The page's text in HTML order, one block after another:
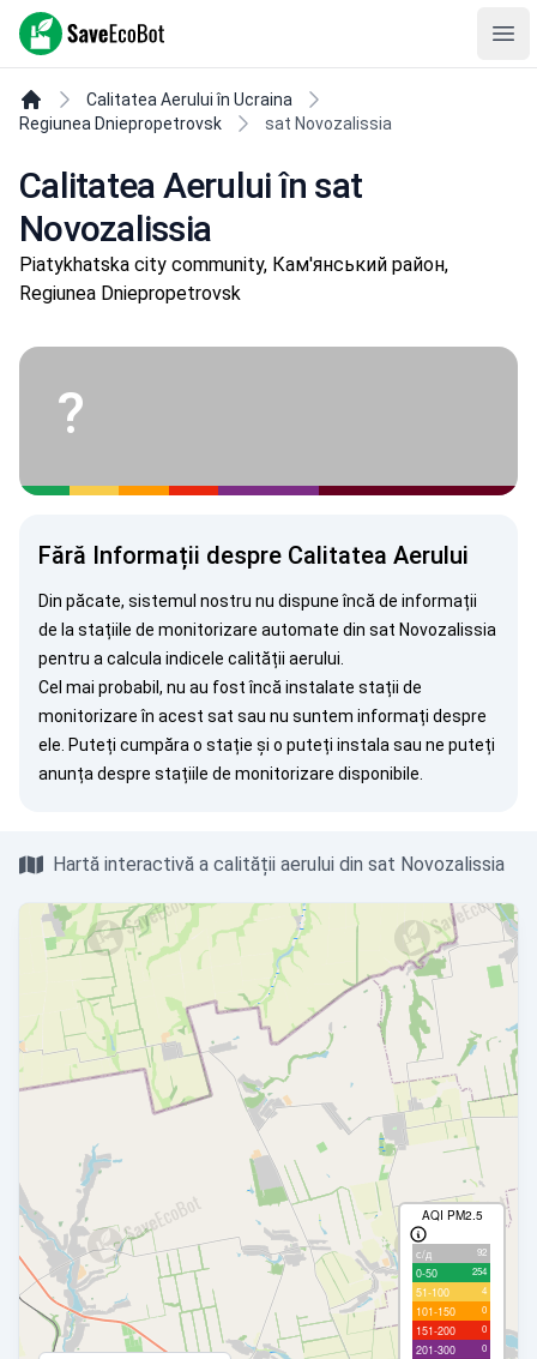
SaveEcoBot
Calitatea Aerului în Ucraina
Regiunea Dniepropetrovsk
sat Novozalissia
Calitatea Aerului în sat
Novozalissia
Piatykhatska city community, Кам'янський район,
Regiunea Dniepropetrovsk
?
Fără Informații despre Calitatea Aerului
Din păcate, sistemul nostru nu dispune încă de informații
de la stațiile de monitorizare automate din sat Novozalissia
pentru a calcula indicele calității aerului.
Cel mai probabil, nu au fost încă instalate stații de
monitorizare în acest sat sau nu suntem informați despre
ele. Puteți cumpăra o stație și o puteți instala sau ne puteți
anunța despre stațiile de monitorizare disponibile.
Hartă interactivă a calității aerului din sat Novozalissia
AQI PM2.5
с/д 92
0-50 254
51-100 4
101-150 0
151-200 0
201-300 0